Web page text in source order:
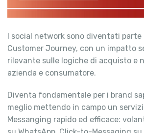
I social network sono diventati
Customer Journey, con un impatto
rilevante sulle logiche di acquisto e
azienda e consumatore.
Diventa fondamentale per i brand
meglio mettendo in campo un
Messanging rapido ed efficace: